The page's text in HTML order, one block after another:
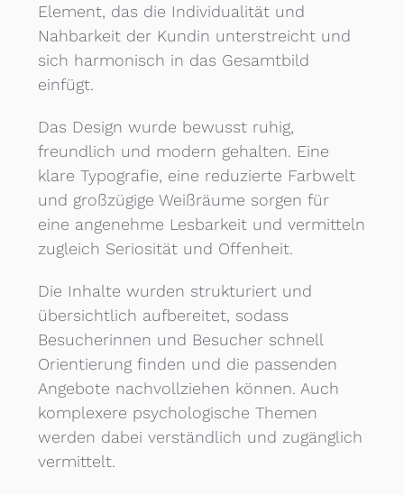
Element, das die Individualität und
Nahbarkeit der Kundin unterstreicht und
sich harmonisch in das Gesamtbild
einfügt.
Das Design wurde bewusst ruhig,
freundlich und modern gehalten. Eine
klare Typografie, eine reduzierte Farbwelt
und großzügige Weißräume sorgen für
eine angenehme Lesbarkeit und vermitteln
zugleich Seriosität und Offenheit.
Die Inhalte wurden strukturiert und
übersichtlich aufbereitet, sodass
Besucherinnen und Besucher schnell
Orientierung finden und die passenden
Angebote nachvollziehen können. Auch
komplexere psychologische Themen
werden dabei verständlich und zugänglich
vermittelt.